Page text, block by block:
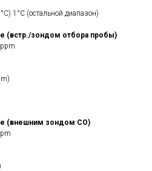
1°C (остальной диапазон)
(встр./зондом отбора пробы)
(внешним зондом CO)